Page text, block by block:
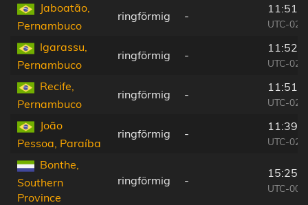
Jaboatão,
Pernambuco
ringförmig -
UTC-
Igarassu,
Pernambuco
ringförmig -
UTC-
Recife,
Pernambuco
ringförmig -
UTC-
João
Pessoa, Paraíba
ringförmig -
UTC-
Bonthe,
Southern
Province
ringförmig -
UTC-